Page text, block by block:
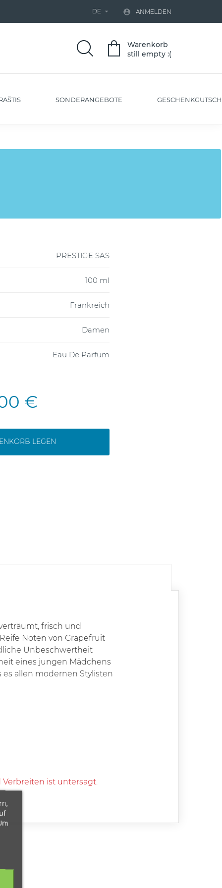
DE   ANMELDEN
Warenkorb
still empty :(
SONDERANGEBOTE
PRESTIGE SAS
100 ml
Frankreich
Damen
Eau De Parfum
€
LEGEN
frisch und
Noten von Grapefruit
Unbeschwertheit
eines jungen Mädchens
allen modernen Stylisten
ist untersagt.